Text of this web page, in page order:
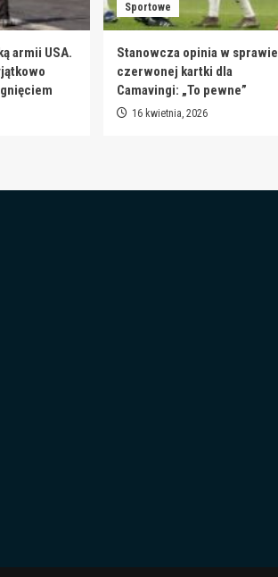
armii USA.
Sportowe
Stanowcza opinia w sprawie
czerwonej kartki dla
Camavingi: „To pewne”
16 kwietnia, 2026